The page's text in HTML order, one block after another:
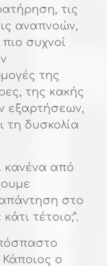
τις
αναπνοών,
συχνοί
της
της κακής
εξαρτήσεων,
τη δυσκολία
κανένα από
στο
τέτοιο;”.
Κάποιος ο